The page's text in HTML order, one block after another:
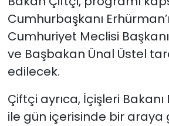
Cumhurbaşkanı
Cumhuriyet Meclisi
ve Başbakan Ünal Üstel
edilecek.
Çiftçi ayrıca, İçişleri Bakanı
ile gün içerisinde bir araya